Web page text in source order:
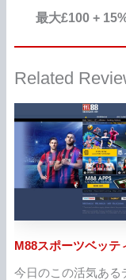
最大£100 +
Related
M88スポーツベッテ
今日のこの活気ある